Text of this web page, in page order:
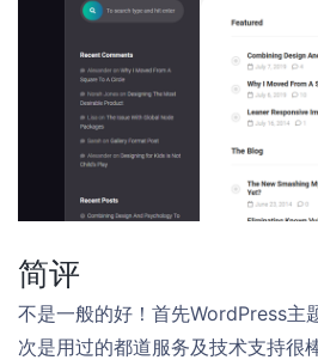
简评
不是一般的好！首先WordPress主
次是用过的都道服务及技术支持很